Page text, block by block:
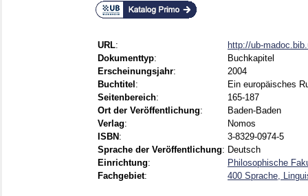
URL:
http://ub-
Dokumenttyp:
Buchkapitel
Erscheinungsjahr:
2004
Buchtitel :
Ein europäisches
Seitenbereich:
165-187
Ort der Veröffentlichung:
Baden-Baden
Verlag:
Nomos
ISBN :
3-8329-0974-5
Sprache der Veröffentlichung: Deutsch
Einrichtung:
Philosophische
Fachgebiet: 400 Sprache,